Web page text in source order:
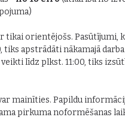
tikai orientējošs. Pasūtījumi,
tiks apstrādāti nākamajā
līdz plkst. 11:00, tiks
mainīties. Papildu
pirkuma noformēšanas